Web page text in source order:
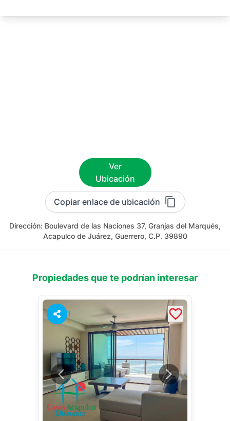
Ver
Ubicación
Copiar enlace de ubicación
Dirección: Boulevard de las Naciones 37, Granjas del Marqués,
Acapulco de Juárez, Guerrero, C.P. 39890
Propiedades que te podrían interesar
1